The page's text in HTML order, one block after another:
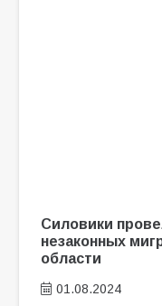
Силовики
незаконных
области
01.08.2024